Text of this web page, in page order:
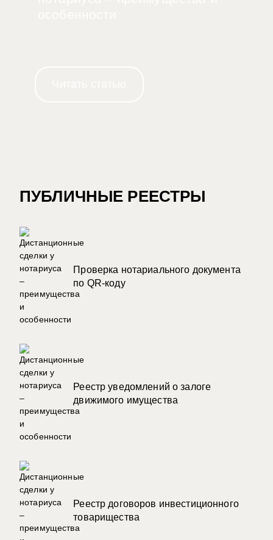
ПУБЛИЧНЫЕ РЕЕСТРЫ
Проверка нотариального документа
по QR-коду
Реестр уведомлений о залоге
движимого имущества
Реестр договоров инвестиционного
товарищества